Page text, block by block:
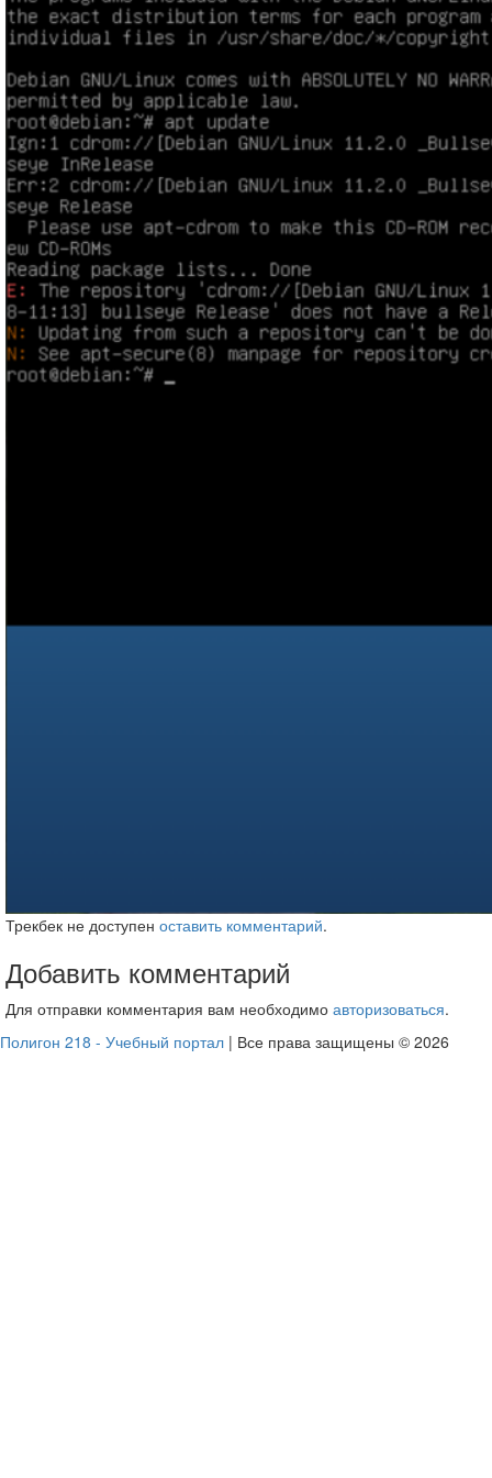
Трекбек не доступен оставить комментарий.
Добавить комментарий
Для отправки комментария вам необходимо авторизоваться.
Полигон 218 - Учебный портал | Все права защищены © 2026